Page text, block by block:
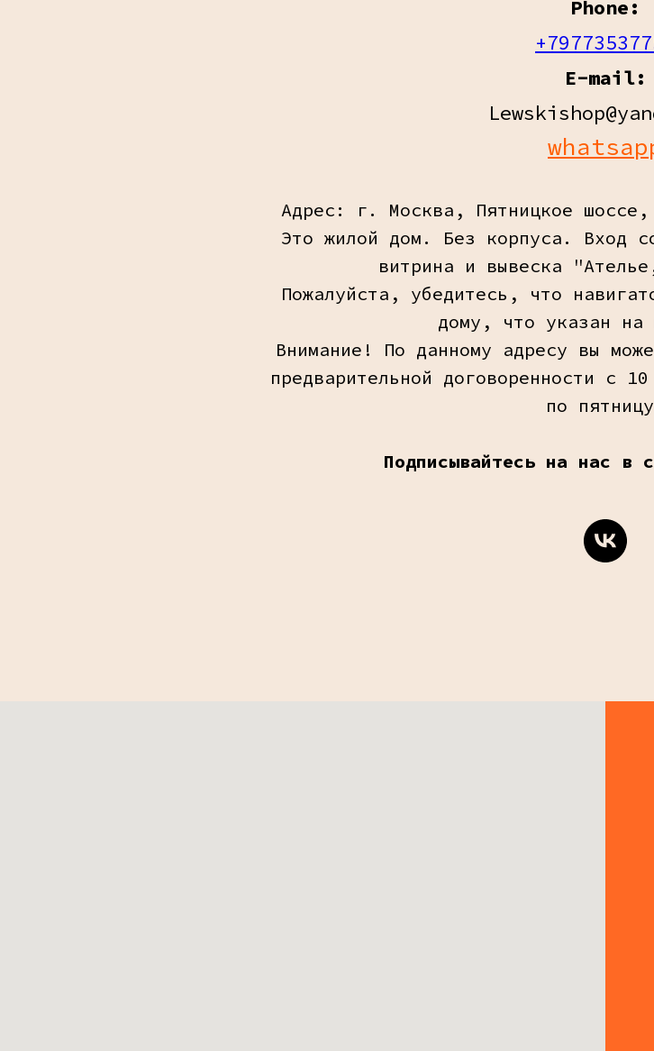
Phone:
E-mail:
Адрес: г. Москва, Пятницкое
Это жилой дом. Без корпуса. Вход
витрина и вывеска
Пожалуйста, убедитесь, что
дому, что указан на
Внимание! По данному адресу вы
предварительной договоренности с
по
Подписывайтесь на нас в